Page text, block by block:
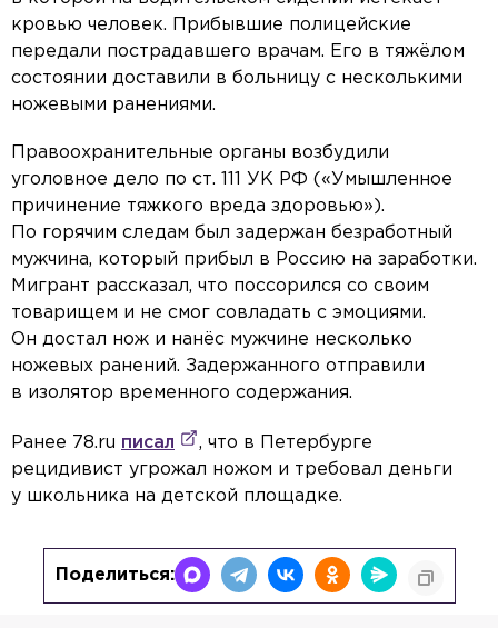
кровью человек. Прибывшие полицейские
передали пострадавшего врачам. Его в тяжёлом
состоянии доставили в больницу с несколькими
ножевыми ранениями.
Правоохранительные органы возбудили
уголовное дело по ст. 111 УК РФ («Умышленное
причинение тяжкого вреда здоровью»).
По горячим следам был задержан безработный
мужчина, который прибыл в Россию на заработки.
Мигрант рассказал, что поссорился со своим
товарищем и не смог совладать с эмоциями.
Он достал нож и нанёс мужчине несколько
ножевых ранений. Задержанного отправили
в изолятор временного содержания.
Ранее 78.ru писал
, что в Петербурге
рецидивист угрожал ножом и требовал деньги
у школьника на детской площадке.
Поделиться: